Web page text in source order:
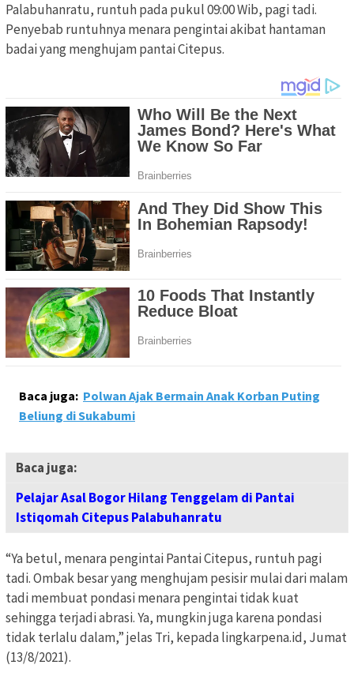
Palabuhanratu, runtuh pada pukul 09:00 Wib, pagi tadi.
Penyebab runtuhnya menara pengintai akibat hantaman
badai yang menghujam pantai Citepus.
Baca juga: Polwan Ajak Bermain Anak Korban Puting
Beliung di Sukabumi
Baca juga:
Pelajar Asal Bogor Hilang Tenggelam di Pantai
Istiqomah Citepus Palabuhanratu
“Ya betul, menara pengintai Pantai Citepus, runtuh pagi
tadi. Ombak besar yang menghujam pesisir mulai dari malam
tadi membuat pondasi menara pengintai tidak kuat
sehingga terjadi abrasi. Ya, mungkin juga karena pondasi
tidak terlalu dalam,” jelas Tri, kepada lingkarpena.id, Jumat
(13/8/2021).